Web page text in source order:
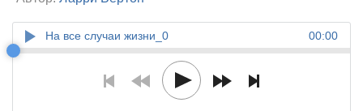
00:00
На все случаи жизни_0